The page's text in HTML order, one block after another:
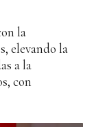
la
elevando la
a la
con